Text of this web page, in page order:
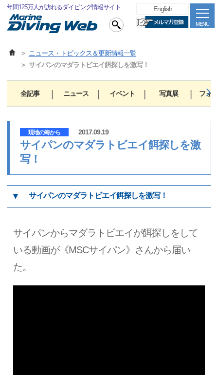
年間125万人が訪れるダイビング情報サイト
MENU
English
ニュース・トピックス＆更新情報一覧
サイパンのマダラトビエイ餌探しを激写！
全記事 ニュース イベント 写真展 フォ
現地の海から 2017.09.19
サイパンのマダラトビエイ餌探しを激
写！
▼ サイパンのマダラトビエイ餌探しを激写！
サイパンからマダラトビエイが餌探しをして
いる動画が《MSCサイパン》さんから届い
た。